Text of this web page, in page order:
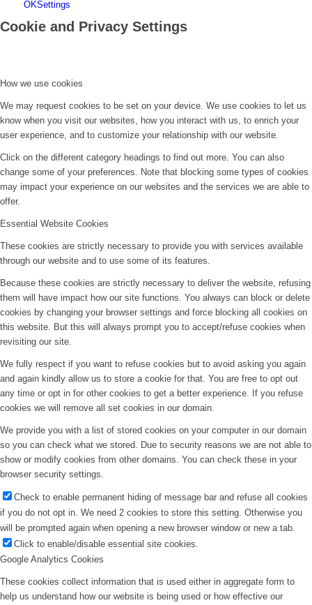
OKSettings
Cookie and Privacy Settings
How we use cookies
We may request cookies to be set on your device. We use cookies to let us
know when you visit our websites, how you interact with us, to enrich your
user experience, and to customize your relationship with our website.
Click on the different category headings to find out more. You can also
change some of your preferences. Note that blocking some types of cookies
may impact your experience on our websites and the services we are able to
offer.
Essential Website Cookies
These cookies are strictly necessary to provide you with services available
through our website and to use some of its features.
Because these cookies are strictly necessary to deliver the website, refusing
them will have impact how our site functions. You always can block or delete
cookies by changing your browser settings and force blocking all cookies on
this website. But this will always prompt you to accept/refuse cookies when
revisiting our site.
We fully respect if you want to refuse cookies but to avoid asking you again
and again kindly allow us to store a cookie for that. You are free to opt out
any time or opt in for other cookies to get a better experience. If you refuse
cookies we will remove all set cookies in our domain.
We provide you with a list of stored cookies on your computer in our domain
so you can check what we stored. Due to security reasons we are not able to
show or modify cookies from other domains. You can check these in your
browser security settings.
Check to enable permanent hiding of message bar and refuse all cookies
if you do not opt in. We need 2 cookies to store this setting. Otherwise you
will be prompted again when opening a new browser window or new a tab.
Click to enable/disable essential site cookies.
Google Analytics Cookies
These cookies collect information that is used either in aggregate form to
help us understand how our website is being used or how effective our